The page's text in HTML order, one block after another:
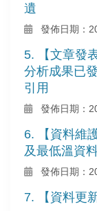
遺
發佈日期：
5. 【文章發
分析成果已
引用
發佈日期：
6. 【資料維
及最低溫資
發佈日期：
7. 【資料更